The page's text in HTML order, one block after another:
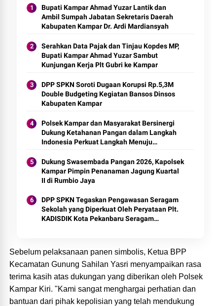
Bupati Kampar Ahmad Yuzar Lantik dan
Ambil Sumpah Jabatan Sekretaris Daerah
Kabupaten Kampar Dr. Ardi Mardiansyah
Serahkan Data Pajak dan Tinjau Kopdes MP,
Bupati Kampar Ahmad Yuzar Sambut
Kunjungan Kerja Plt Gubri ke Kampar
DPP SPKN Soroti Dugaan Korupsi Rp.5,3M
Double Budgeting Kegiatan Bansos Dinsos
Kabupaten Kampar
Polsek Kampar dan Masyarakat Bersinergi
Dukung Ketahanan Pangan dalam Langkah
Indonesia Perkuat Langkah Menuju
Dukung Swasembada Pangan 2026, Kapolsek
Kampar Pimpin Penanaman Jagung Kuartal
II di Rumbio Jaya
DPP SPKN Tegaskan Pengawasan Seragam
Sekolah yang Diperkuat Oleh Peryataan Plt.
KADISDIK Kota Pekanbaru Seragam
Sebelum pelaksanaan panen simbolis, Ketua BPP
Kecamatan Gunung Sahilan Yasri menyampaikan rasa
terima kasih atas dukungan yang diberikan oleh Polsek
Kampar Kiri. "Kami sangat menghargai perhatian dan
bantuan dari pihak kepolisian yang telah mendukung